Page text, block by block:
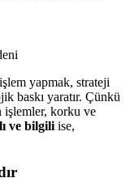
yapmak, strateji
baskı yaratır. Çünkü
işlemler, korku ve
ve bilgili ise,